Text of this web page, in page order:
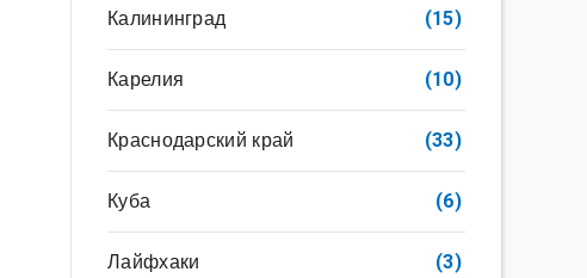
Калининград (15)
Карелия (10)
Краснодарский край (33)
Куба (6)
Лайфхаки (3)